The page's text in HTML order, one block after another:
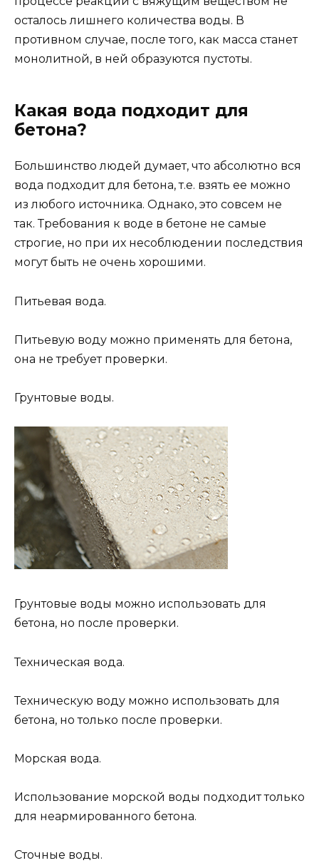
осталось лишнего количества воды. В
противном случае, после того, как масса станет
монолитной, в ней образуются пустоты.
Какая вода подходит для
бетона?
Большинство людей думает, что абсолютно вся
вода подходит для бетона, т.е. взять ее можно
из любого источника. Однако, это совсем не
так. Требования к воде в бетоне не самые
строгие, но при их несоблюдении последствия
могут быть не очень хорошими.
Питьевая вода.
Питьевую воду можно применять для бетона,
она не требует проверки.
Грунтовые воды.
Грунтовые воды можно использовать для
бетона, но после проверки.
Техническая вода.
Техническую воду можно использовать для
бетона, но только после проверки.
Морская вода.
Использование морской воды подходит только
для неармированного бетона.
Сточные воды.